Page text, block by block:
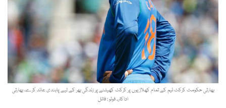
بھارتی حکومت کرکٹ ٹیم کے تمام کھلاڑیوں پر کرکٹ کھیلنے پر زندگی بھر کے لیے پابندی عائد کرے، بھارتی
اداکار۔ فوٹو : فائل